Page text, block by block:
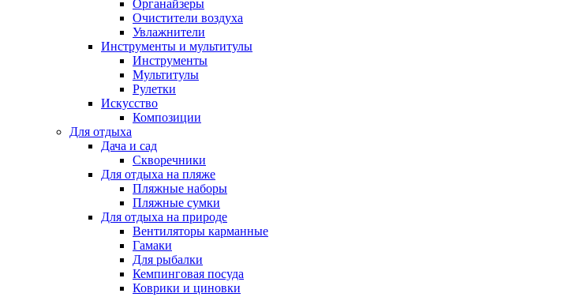
Органайзеры
Очистители воздуха
Увлажнители
Инструменты и мультитулы
Инструменты
Мультитулы
Рулетки
Искусство
Композиции
Для отдыха
Дача и сад
Скворечники
Для отдыха на пляже
Пляжные наборы
Пляжные сумки
Для отдыха на природе
Вентиляторы карманные
Гамаки
Для рыбалки
Кемпинговая посуда
Коврики и циновки